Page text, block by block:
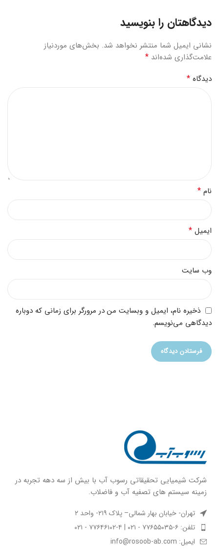
دیدگاهتان را بنویسید
نشانی ایمیل شما منتشر نخواهد شد. بخش‌های موردنیاز
علامت‌گذاری شده‌اند *
دیدگاه *
نام *
ایمیل *
وب‌ سایت
ذخیره نام، ایمیل و وبسایت من در مرورگر برای زمانی که دوباره
دیدگاهی می‌نویسم.
شركت شيميايى تحقیقاتی رسوب آب با بيش از سه دهه تجربه در
زمينه سيستم هاى تصفيه آب و فاضلاب.
تهران- خیابان بهار شمالی– پلاک ۲۱۹- واحد ۲
تلفن: ۶-۷۷۶۵۵۰۳۵ - ۰۲۱ | ۴-۷۷۶۴۶۱۰۲ - ۰۲۱
ایمیل: info@rosoob-ab.com